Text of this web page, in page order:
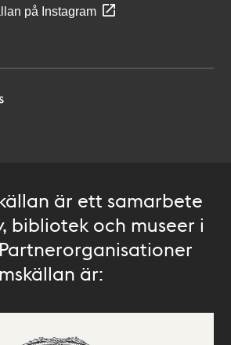
på Instagram
är ett samarbete
bibliotek och museer i
är: